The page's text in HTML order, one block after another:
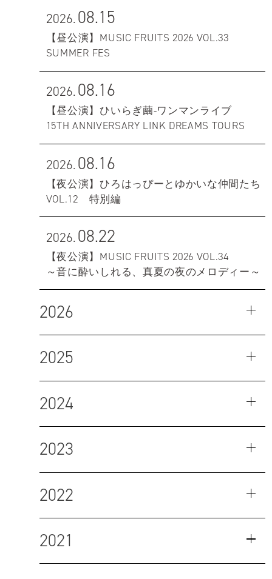
2026.08.15
【昼公演】MUSIC FRUITS 2026 VOL.33
SUMMER FES
2026.08.16
【昼公演】ひいらぎ繭-ワンマンライブ
15TH ANNIVERSARY LINK DREAMS TOURS
2026.08.16
【夜公演】ひろはっぴーとゆかいな仲間たち
VOL.12 特別編
2026.08.22
【夜公演】MUSIC FRUITS 2026 VOL.34
～音に酔いしれる、真夏の夜のメロディー～
2026
2025
2024
2023
2022
2021